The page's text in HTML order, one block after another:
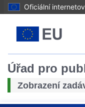
Oficiální
Úřad pro
Zobrazení